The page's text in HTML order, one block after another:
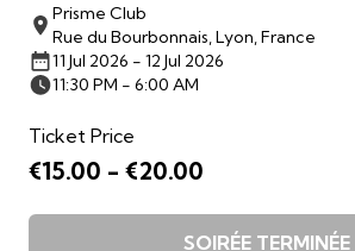
Prisme Club
Rue du Bourbonnais, Lyon, France
11 Jul 2026 - 12 Jul 2026
11:30 PM - 6:00 AM
Ticket Price
€15.00 - €20.00
SOIRÉE TERMINÉE